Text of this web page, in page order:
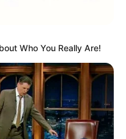
que você
ótimas bases para
Veja alguns
Who You Really Are!